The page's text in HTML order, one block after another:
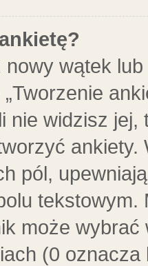
wątek
„Tworzenie
nie widzisz
ankiety.
pól,
może
(0